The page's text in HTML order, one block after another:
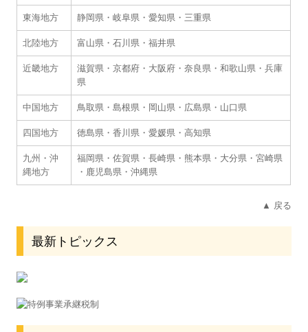
リンク集
お問合せ
個人情報保護方針
最新トピックス
東海地方 静岡県 ・岐阜県 ・愛知県 ・三重県
北陸地方 富山県 ・石川県 ・福井県
近畿地方 滋賀県 ・京都府 ・ 大阪府 ・奈良県 ・和歌山県 ・兵庫
県
中国地方 鳥取県 ・島根県 ・ 岡山県 ・ 広島県 ・ 山口県
四国地方 徳島県 ・香川県 ・愛媛県 ・高知県
九州・沖
縄地方
福岡県 ・佐賀県 ・長崎県 ・ 熊本県 ・ 大分県 ・宮崎県
・ 鹿児島県 ・沖縄県
▲ 戻る